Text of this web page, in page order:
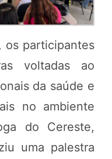
os participantes
voltadas ao
da saúde e
no ambiente
do Cereste,
uma palestra